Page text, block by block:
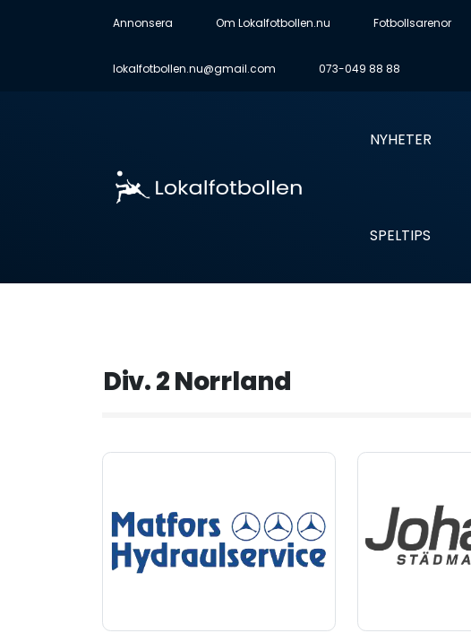
Annonsera Om Lokalfotbollen.nu Fotbollsarenor
lokalfotbollen.nu@gmail.com 073-049 88 88
NYHETER
SPELTIPS
Div. 2 Norrland